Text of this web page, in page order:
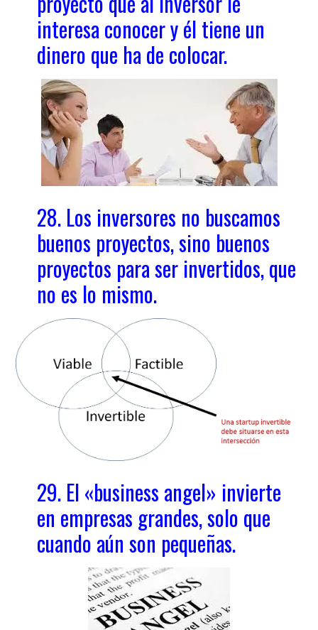
interesa conocer y él tiene un
dinero que ha de colocar.
28. Los inversores no buscamos
buenos proyectos, sino buenos
proyectos para ser invertidos, que
no es lo mismo.
29. El «business angel» invierte
en empresas grandes, solo que
cuando aún son pequeñas.